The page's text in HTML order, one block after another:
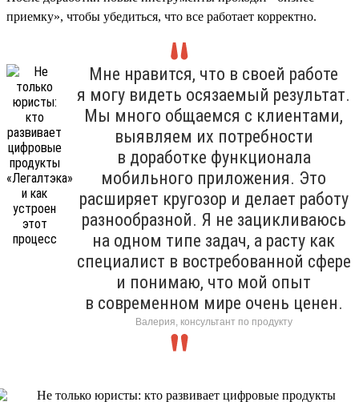
приемку», чтобы убедиться, что все работает корректно.
Мне нравится, что в своей работе
я могу видеть осязаемый результат.
Мы много общаемся с клиентами,
выявляем их потребности
в доработке функционала
мобильного приложения. Это
расширяет кругозор и делает работу
разнообразной. Я не зацикливаюсь
на одном типе задач, а расту как
специалист в востребованной сфере
и понимаю, что мой опыт
в современном мире очень ценен.
Валерия, консультант по продукту